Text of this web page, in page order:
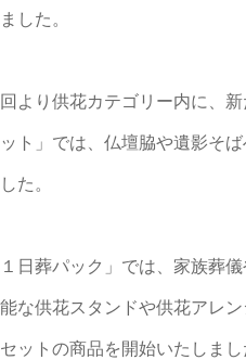
した。
より供花カテゴリー内に、
ット」では、仏壇脇や遺影そ
た。
１日葬パック」では、家族葬
な供花スタンドや供花アレ
ットの商品を開始いたしまし